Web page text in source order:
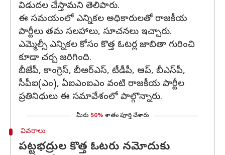
విడుదల చేస్తామని తెలిపారు.
ఈ సమయంలో ఎన్నికల అధికారులతో రాజకీయ
పార్టీలు తమ సలహాలు, సూచనలు ఇచ్చారు.
ఎమ్మెల్సీ ఎన్నికల కోసం కొత్త ఓటర్ల జాబితా గురించి
కూడా చర్చ జరిగింది.
బీజేపీ, కాంగ్రెస్, బీఆర్ఎస్, టీడీపీ, ఆప్, బీఎస్‌పీ,
సీపీఐ(ఎం), ఏఐఎంఐఎం వంటి రాజకీయ పార్టీల
ప్రతినిధులు ఈ సమావేశంలో పాల్గొన్నారు.
మీరు 50% శాతం పూర్తి చేశారు
వివరాలు
పట్టభద్రుల కొత్త ఓటరు నమోదుకు